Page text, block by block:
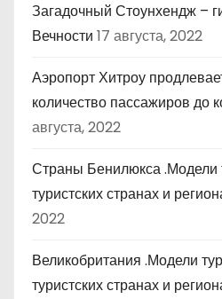
Загадочный Стоунхендж –
Вечности 17 августа, 2022
Аэропорт Хитроу
количество пассажиров до
августа, 2022
Страны Бенилюкса .Модели
туристских странах и
2022
Великобритания .Модели
туристских странах и